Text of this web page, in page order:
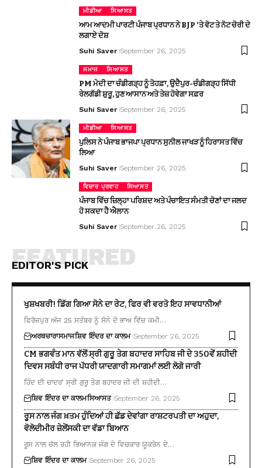
ਮੀਡੀਆ ਸਿਆਸਤ
ਆਮ ਆਦਮੀ ਪਾਰਟੀ ਪੰਜਾਬ ਪ੍ਰਧਾਨ ਨੇ BJP ‘ਤੇ ਵੋਟ ਤੇ ਨੋਟ ਚੋਰੀ ਦੇ
ਲਗਾਏ ਦੋਸ਼
Suhi Saver September 26, 2025
ਸਮਾਜ ਸਿਆਸਤ
PM ਮੋਦੀ ਦਾ ਚੰਡੀਗੜ੍ਹ ਨੂੰ ਤੋਹਫ਼ਾ, ਉਦੈਪੁਰ-ਚੰਡੀਗੜ੍ਹ ਸਿੱਧੀ
ਰੇਲਗੱਡੀ ਸ਼ੁਰੂ, ਹੁਣ ਆਸਾਨ ਅਤੇ ਤੇਜ਼ ਹੋਵੇਗਾ ਸਫ਼ਰ
Suhi Saver September 26, 2025
ਮੀਡੀਆ ਸਿਆਸਤ
ਪੁਲਿਸ ਨੇ ਪੰਜਾਬ ਭਾਜਪਾ ਪ੍ਰਧਾਨ ਸੁਨੀਲ ਜਾਖੜ ਨੂੰ ਹਿਰਾਸਤ ਵਿੱਚ
ਲਿਆ
Suhi Saver September 26, 2025
ਵਿਚਾਰ ਪ੍ਰਵਾਹ ਸਿਆਸਤ
ਪੰਜਾਬ ਵਿੱਚ ਜ਼ਿਲ੍ਹਾ ਪਰਿਸ਼ਦ ਅਤੇ ਪੰਚਾਇਤ ਸੰਮਤੀ ਚੋਣਾਂ ਦਾ ਜਲਦ
ਹੋ ਸਕਦਾ ਹੈ ਐਲਾਨ
Suhi Saver September 26, 2025
EDITOR'S PICK
FEATURED
ਖੁਸ਼ਖਬਰੀ! ਡਿੱਗ ਗਿਆ ਸੋਨੇ ਦਾ ਰੇਟ, ਫਿਰ ਵੀ ਵਰਤੋ ਇਹ ਸਾਵਧਾਨੀਆਂ
ਫਿਰੋਜ਼ਪੁਰ ਅੱਜ 25 ਸਤੰਬਰ ਨੂੰ ਸੋਨੇ ਦੇ ਭਾਅ ਵਿੱਚ ਕਮੀ…
ਅਰਥਚਾਰਾਸਮਾਜਸ਼ਿਵ ਇੰਦਰ ਦਾ ਕਾਲਮ September 26, 2025
CM ਭਗਵੰਤ ਮਾਨ ਵੱਲੋਂ ਸ੍ਰੀ ਗੁਰੂ ਤੇਗ ਬਹਾਦਰ ਸਾਹਿਬ ਜੀ ਦੇ 350ਵੇਂ ਸ਼ਹੀਦੀ
ਦਿਵਸ ਸਬੰਧੀ ਰਾਜ ਪੱਧਰੀ ਯਾਦਗਾਰੀ ਸਮਾਗਮਾਂ ਲਈ ਲੋਗੋ ਜਾਰੀ
ਹਿੰਦ ਦੀ ਚਾਦਰ’ ਸ੍ਰੀ ਗੁਰੂ ਤੇਗ ਬਹਾਦਰ ਜੀ ਦੀ ਸ਼ਹੀਦੀ…
ਸ਼ਿਵ ਇੰਦਰ ਦਾ ਕਾਲਮਸਿਆਸਤ September 26, 2025
ਰੂਸ ਨਾਲ ਜੰਗ ਖ਼ਤਮ ਹੁੰਦਿਆਂ ਹੀ ਛੱਡ ਦੇਵਾਂਗਾ ਰਾਸ਼ਟਰਪਤੀ ਦਾ ਅਹੁਦਾ,
ਵੋਲੋਦੀਮੀਰ ਜ਼ੇਲੇਂਸਕੀ ਦਾ ਵੱਡਾ ਬਿਆਨ
ਰੂਸ ਨਾਲ ਚੱਲ ਰਹੀ ਭਿਆਨਕ ਜੰਗ ਦੇ ਵਿਚਕਾਰ ਯੂਕਰੇਨ ਦੇ…
ਸ਼ਿਵ ਇੰਦਰ ਦਾ ਕਾਲਮ September 26, 2025